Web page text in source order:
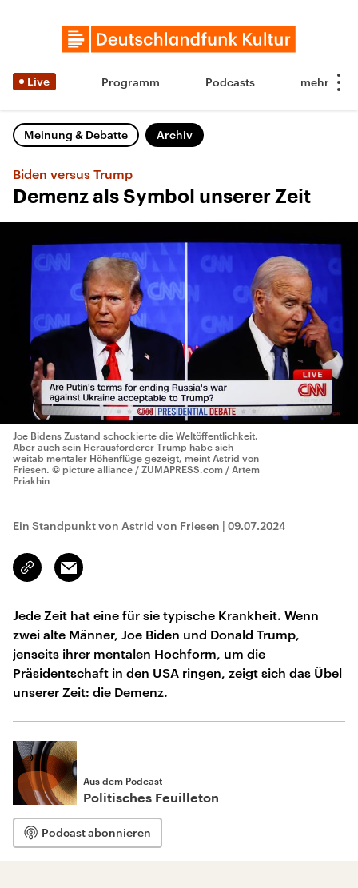
Live Programm Podcasts
Meinung & Debatte Archiv
Biden versus Trump
Demenz als Symbol unserer Zeit
Joe Bidens Zustand schockierte die Weltöffentlichkeit.
Aber auch sein Herausforderer Trump habe sich
weitab mentaler Höhenflüge gezeigt, meint Astrid von
Friesen. © picture alliance / ZUMAPRESS.com / Artem
Priakhin
Ein Standpunkt von Astrid von Friesen | 09.07.2024
Link
kopieren/teilen
Email
Jede Zeit hat eine für sie typische Krankheit. Wenn
zwei alte Männer, Joe Biden und Donald Trump,
jenseits ihrer mentalen Hochform, um die
Präsidentschaft in den USA ringen, zeigt sich das Übel
unserer Zeit: die Demenz.
Aus dem Podcast
Politisches Feuilleton
Podcast abonnieren